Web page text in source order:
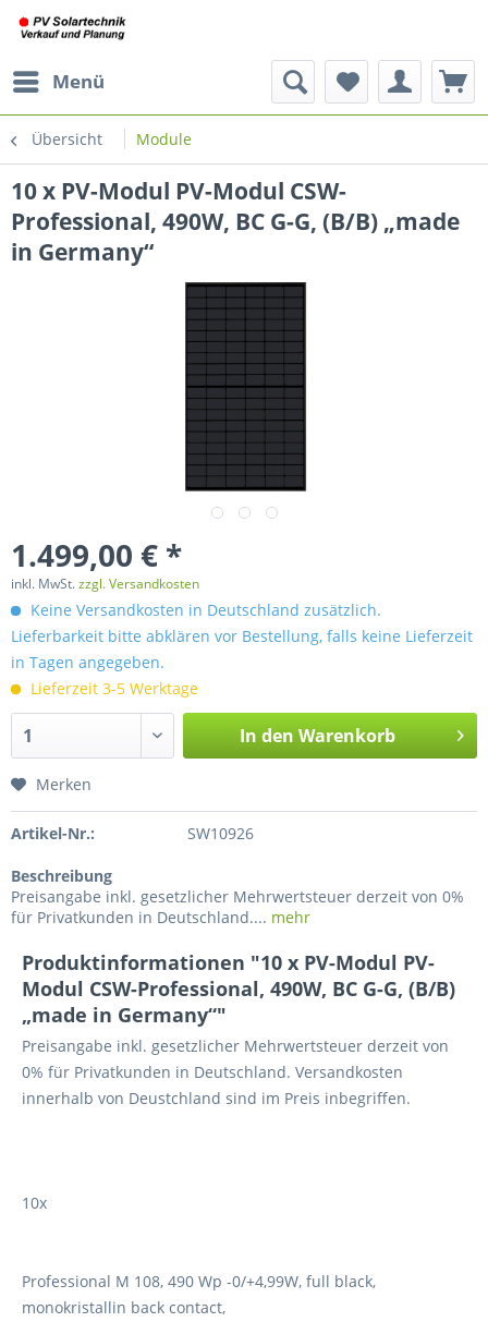
Menü
Übersicht Module
10 x PV-Modul PV-Modul CSW-
Professional, 490W, BC G-G, (B/B) „made
in Germany“
1.499,00 € *
inkl. MwSt.zzgl. Versandkosten
Keine Versandkosten in Deutschland zusätzlich.
Lieferbarkeit bitte abklären vor Bestellung, falls keine Lieferzeit
in Tagen angegeben.
Lieferzeit 3-5 Werktage
In den Warenkorb
Merken
Artikel-Nr.: SW10926
Beschreibung
Preisangabe inkl. gesetzlicher Mehrwertsteuer derzeit von 0%
für Privatkunden in Deutschland.... mehr
Produktinformationen "10 x PV-Modul PV-
Modul CSW-Professional, 490W, BC G-G, (B/B)
„made in Germany“"
Preisangabe inkl. gesetzlicher Mehrwertsteuer derzeit von
0% für Privatkunden in Deutschland. Versandkosten
innerhalb von Deustchland sind im Preis inbegriffen.
10x
Professional M 108, 490 Wp -0/+4,99W, full black,
monokristallin back contact,